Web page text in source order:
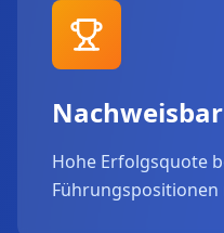
Hohe Erfolgsquote